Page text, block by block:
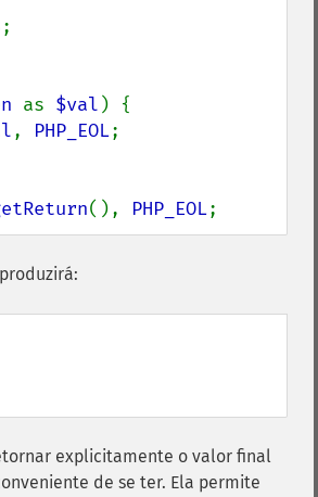
;
as $val ) {
, PHP_EOL;
(), PHP_EOL;
explicitamente o valor final
de se ter. Ela permite